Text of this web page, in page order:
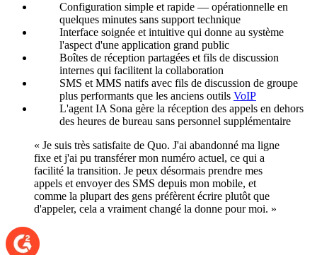
Configuration simple et rapide — opérationnelle en
quelques minutes sans support technique
Interface soignée et intuitive qui donne au système
l'aspect d'une application grand public
Boîtes de réception partagées et fils de discussion
internes qui facilitent la collaboration
SMS et MMS natifs avec fils de discussion de groupe
plus performants que les anciens outils VoIP
L'agent IA Sona gère la réception des appels en dehors
des heures de bureau sans personnel supplémentaire
« Je suis très satisfaite de Quo. J'ai abandonné ma ligne
fixe et j'ai pu transférer mon numéro actuel, ce qui a
facilité la transition. Je peux désormais prendre mes
appels et envoyer des SMS depuis mon mobile, et
comme la plupart des gens préfèrent écrire plutôt que
d'appeler, cela a vraiment changé la donne pour moi. »